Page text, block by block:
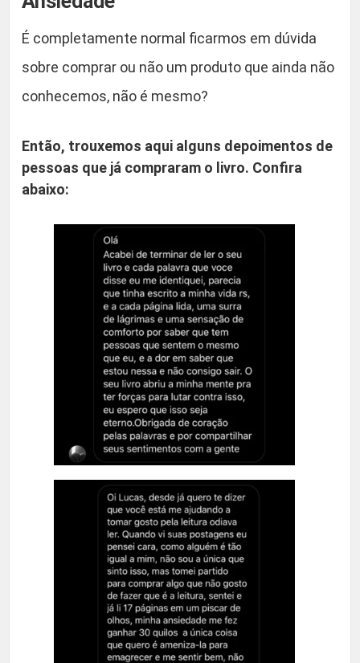
É completamente normal ficarmos em dúvida
sobre comprar ou não um produto que ainda não
conhecemos, não é mesmo?
Então, trouxemos aqui alguns depoimentos de
pessoas que já compraram o livro. Confira
abaixo: